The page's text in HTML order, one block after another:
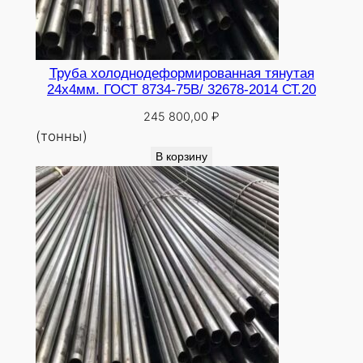
Труба холоднодеформированная тянутая
24х4мм. ГОСТ 8734-75В/ 32678-2014 СТ.20
245 800,00 ₽
(тонны)
В корзину